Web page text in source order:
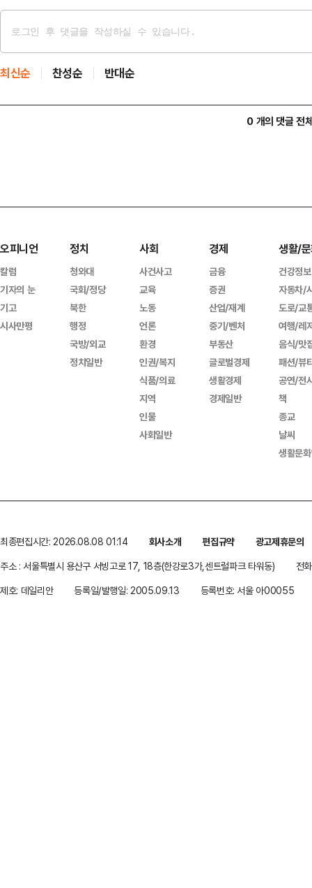
최신순 찬성순 반대순
0 개의 댓글 전
오피니언
칼럼
기자의 눈
기고
시사만평
정치
청와대
국회/정당
북한
행정
국방/외교
정치일반
사회
사건사고
교육
노동
언론
환경
인권/복지
식품/의료
지역
인물
사회일반
경제
금융
증권
산업/재계
중기/벤처
부동산
글로벌경제
생활경제
경제일반
생활/
건강정보
자동차/
도로/교
여행/레
음식/맛
패션/뷰
공연/전
책
종교
날씨
생활문
최종편집시간: 2026.08.08 01:14 회사소개 편집규약
광고제휴문의
주소 : 서울특별시 용산구 서빙고로 17, 18층(한강로3가,센트럴파크 타워동)
전
제호: 데일리안
등록일/발행일: 2005.09.13 등록번호: 서울 아00055